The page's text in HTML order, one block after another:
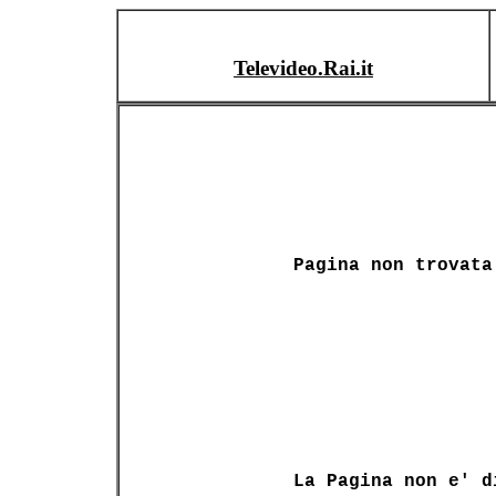
Televideo.Rai.it
Pagina non trovata
La Pagina non e'